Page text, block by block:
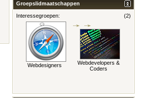
Groepslidmaatschappen
(2)
Interessegroepen:
Webdesigners
Webdevelopers &
Coders